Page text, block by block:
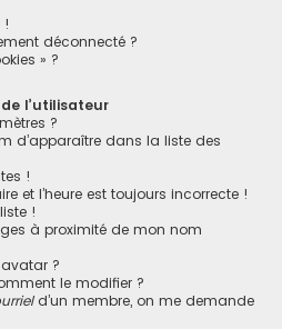
!
déconnecté ?
» ?
l’utilisateur
?
d’apparaître dans la liste des
!
et l’heure est toujours incorrecte !
!
à proximité de mon nom
?
le modifier ?
d’un membre, on me demande